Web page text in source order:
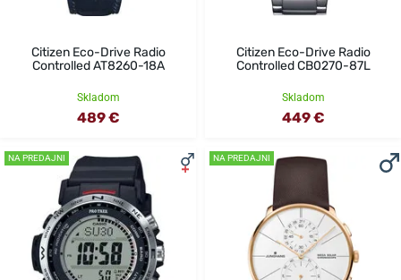
Citizen Eco-Drive Radio
Controlled AT8260-18A
Skladom
489 €
Citizen Eco-Drive Radio
Controlled CB0270-87L
Skladom
449 €
NA PREDAJNI NA PREDAJNI